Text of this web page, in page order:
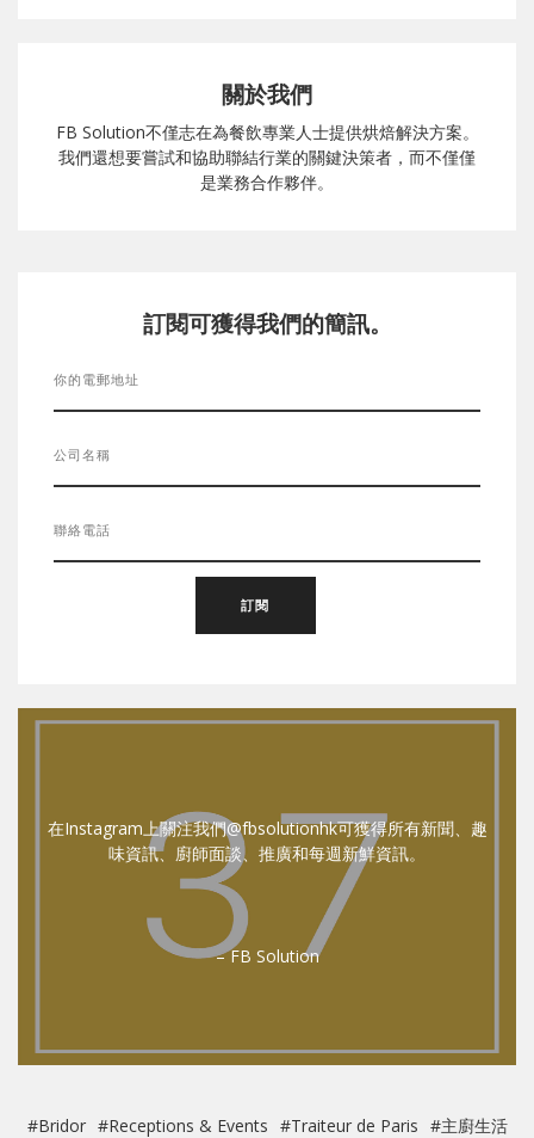
關於我們
FB Solution不僅志在為餐飲專業人士提供烘焙解決方案。
我們還想要嘗試和協助聯結行業的關鍵決策者，而不僅僅
是業務合作夥伴。
訂閱可獲得我們的簡訊。
在Instagram上關注我們@fbsolutionhk可獲得所有新聞、趣
味資訊、廚師面談、推廣和每週新鮮資訊。
– FB Solution
#Bridor #Receptions & Events #Traiteur de Paris #主廚生活